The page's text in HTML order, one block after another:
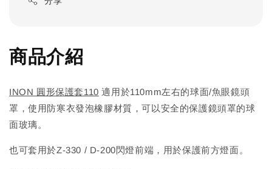
商品介紹
INON 圓形保護套110 適用於110mm左右的球面/魚眼鏡頭
罩，使用防寒衣發泡橡膠材質，可以安全的保護鏡頭罩的球
面玻璃。
也可套用於Z-330 / D-200閃燈前端，用於保護前方燈面。